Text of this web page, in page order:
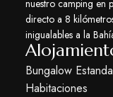
nuestro camping en
directo a 8
inigualables a la
Bungalow
Habitaciones